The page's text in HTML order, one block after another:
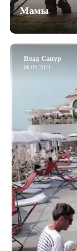
Мамы
Влад Санур
08.05.2021